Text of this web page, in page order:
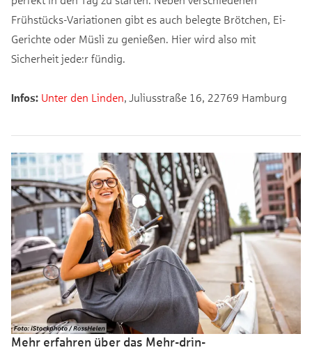
Frühstücks-Variationen gibt es auch belegte Brötchen, Ei-
Gerichte oder Müsli zu genießen. Hier wird also mit
Sicherheit jede:r fündig.
Infos: Unter den Linden, Juliusstraße 16, 22769 Hamburg
Mehr erfahren über das Mehr-drin-